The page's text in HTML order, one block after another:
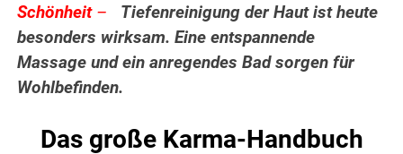
Schönheit–
Tiefenreinigung der Haut ist heute
besonders wirksam. Eine entspannende
Massage und ein anregendes Bad sorgen für
Wohlbefinden.
Das große Karma-Handbuch